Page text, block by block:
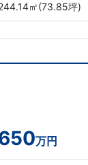
㎡(73.85坪)
万円